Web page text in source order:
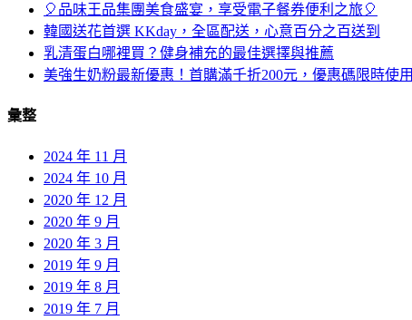
🎈品味王品集團美食盛宴，享受電子餐券便利之旅🎈
韓國送花首選 KKday，全區配送，心意百分之百送到
乳清蛋白哪裡買？健身補充的最佳選擇與推薦
美強生奶粉最新優惠！首購滿千折200元，優惠碼限時使用
彙整
2024 年 11 月
2024 年 10 月
2020 年 12 月
2020 年 9 月
2020 年 3 月
2019 年 9 月
2019 年 8 月
2019 年 7 月